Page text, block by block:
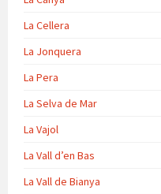
La Cellera
La Jonquera
La Pera
La Selva de Mar
La Vajol
La Vall d’en Bas
La Vall de Bianya